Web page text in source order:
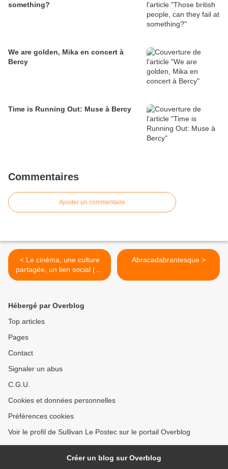
something?
We are golden, Mika en concert à
Bercy
Time is Running Out: Muse à Bercy
Commentaires
Ajouter un commentaire
< Le cinéma, une culture
partagée, un lien social (Be
Kind, Rewind)
Abracadabrantesque >
Hébergé par Overblog
Top articles
Pages
Contact
Signaler un abus
C.G.U.
Cookies et données personnelles
Préférences cookies
Voir le profil de Sullivan Le Postec sur le portail Overblog
Créer un blog sur Overblog